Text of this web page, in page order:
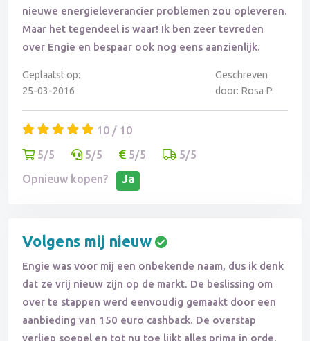
nieuwe energieleverancier problemen zou opleveren.
Maar het tegendeel is waar! Ik ben zeer tevreden
over Engie en bespaar ook nog eens aanzienlijk.
Geplaatst op:
25-03-2016
Geschreven
door: Rosa P.
10 / 10
5/5
5/5 5/5
5/5
Opnieuw kopen?
Ja
Volgens mij nieuw
Engie was voor mij een onbekende naam, dus ik denk
dat ze vrij nieuw zijn op de markt. De beslissing om
over te stappen werd eenvoudig gemaakt door een
aanbieding van 150 euro cashback. De overstap
verliep soepel en tot nu toe lijkt alles prima in orde.